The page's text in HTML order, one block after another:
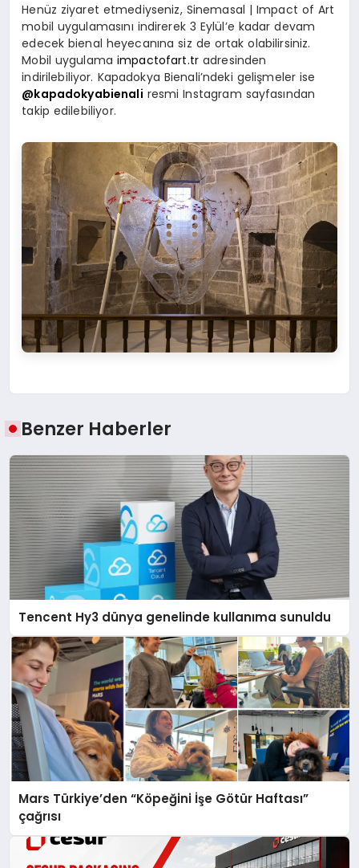
Henüz ziyaret etmediyseniz, Sinemasal | Impact of Art
mobil uygulamasını indirerek 3 Eylül’e kadar devam
edecek bienal heyecanına siz de ortak olabilirsiniz.
Mobil uygulama impactofart.tr adresinden
indirilebiliyor. Kapadokya Bienali’ndeki gelişmeler ise
@kapadokyabienali resmi Instagram sayfasından
takip edilebiliyor.
Benzer Haberler
Tencent Hy3 dünya genelinde kullanıma sunuldu
Mars Türkiye’den “Köpeğini İşe Götür Haftası”
çağrısı